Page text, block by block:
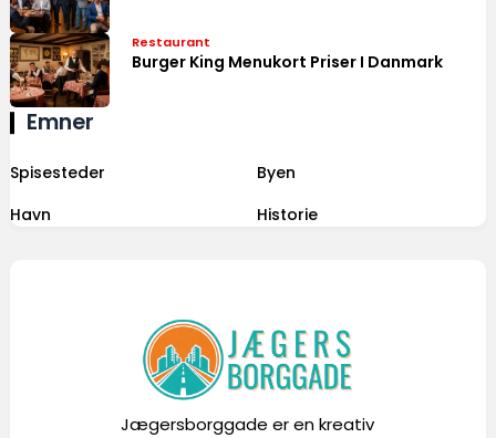
Restaurant
Burger King Menukort Priser I Danmark
Emner
Spisesteder
Byen
Havn
Historie
Jægersborggade er en kreativ